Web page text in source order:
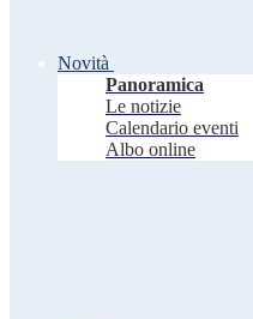
Novità
Panoramica
Le notizie
Calendario eventi
Albo online